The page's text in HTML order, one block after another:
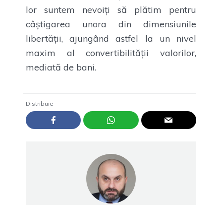
lor suntem nevoiți să plătim pentru
câștigarea unora din dimensiunile
libertății, ajungând astfel la un nivel
maxim al convertibilității valorilor,
mediată de bani.
Distribuie